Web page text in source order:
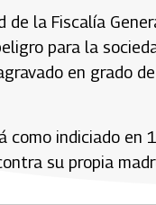
la Fiscalía
para la
en grado
indiciado en
su propia